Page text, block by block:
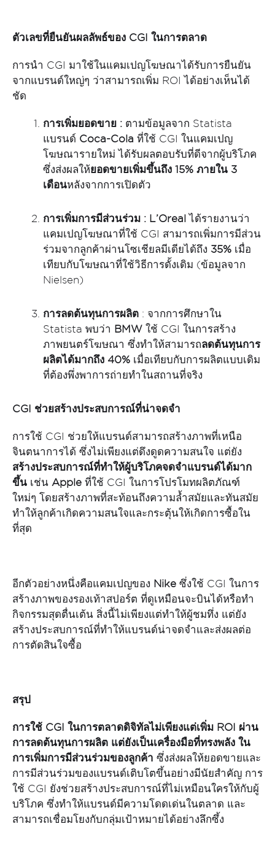
ตัวเลขที่ยืนยันผลลัพธ์ของ CGI ในการตลาด
การนำ CGI มาใช้ในแคมเปญโฆษณาได้รับการยืนยัน
จากแบรนด์ใหญ่ๆ ว่าสามารถเพิ่ม ROI ได้อย่างเห็นได้
ชัด
การเพิ่มยอดขาย : ตามข้อมูลจาก Statista
แบรนด์ Coca-Cola ที่ใช้ CGI ในแคมเปญ
โฆษณารายใหม่ ได้รับผลตอบรับที่ดีจากผู้บริโภค
ซึ่งส่งผลให้ยอดขายเพิ่มขึ้นถึง 15% ภายใน 3
เดือนหลังจากการเปิดตัว
การเพิ่มการมีส่วนร่วม : L’Oreal ได้รายงานว่า
แคมเปญโฆษณาที่ใช้ CGI สามารถเพิ่มการมีส่วน
ร่วมจากลูกค้าผ่านโซเชียลมีเดียได้ถึง 35% เมื่อ
เทียบกับโฆษณาที่ใช้วิธีการดั้งเดิม (ข้อมูลจาก
Nielsen)
การลดต้นทุนการผลิต : จากการศึกษาใน
Statista พบว่า BMW ใช้ CGI ในการสร้าง
ภาพยนตร์โฆษณา ซึ่งทำให้สามารถลดต้นทุนการ
ผลิตได้มากถึง 40% เมื่อเทียบกับการผลิตแบบเดิม
ที่ต้องพึ่งพาการถ่ายทำในสถานที่จริง
CGI ช่วยสร้างประสบการณ์ที่น่าจดจำ
การใช้ CGI ช่วยให้แบรนด์สามารถสร้างภาพที่เหนือ
จินตนาการได้ ซึ่งไม่เพียงแต่ดึงดูดความสนใจ แต่ยัง
สร้างประสบการณ์ที่ทำให้ผู้บริโภคจดจำแบรนด์ได้มาก
ขึ้น เช่น Apple ที่ใช้ CGI ในการโปรโมทผลิตภัณฑ์
ใหม่ๆ โดยสร้างภาพที่สะท้อนถึงความล้ำสมัยและทันสมัย
ทำให้ลูกค้าเกิดความสนใจและกระตุ้นให้เกิดการซื้อใน
ที่สุด
อีกตัวอย่างหนึ่งคือแคมเปญของ Nike ซึ่งใช้ CGI ในการ
สร้างภาพของรองเท้าสปอร์ต ที่ดูเหมือนจะบินได้หรือทำ
กิจกรรมสุดตื่นเต้น สิ่งนี้ไม่เพียงแต่ทำให้ผู้ชมทึ่ง แต่ยัง
สร้างประสบการณ์ที่ทำให้แบรนด์น่าจดจำและส่งผลต่อ
การตัดสินใจซื้อ
สรุป
การใช้ CGI ในการตลาดดิจิทัลไม่เพียงแต่เพิ่ม ROI ผ่าน
การลดต้นทุนการผลิต แต่ยังเป็นเครื่องมือที่ทรงพลัง ใน
การเพิ่มการมีส่วนร่วมของลูกค้า ซึ่งส่งผลให้ยอดขายและ
การมีส่วนร่วมของแบรนด์เติบโตขึ้นอย่างมีนัยสำคัญ การ
ใช้ CGI ยังช่วยสร้างประสบการณ์ที่ไม่เหมือนใครให้กับผู้
บริโภค ซึ่งทำให้แบรนด์มีความโดดเด่นในตลาด และ
สามารถเชื่อมโยงกับกลุ่มเป้าหมายได้อย่างลึกซึ้ง